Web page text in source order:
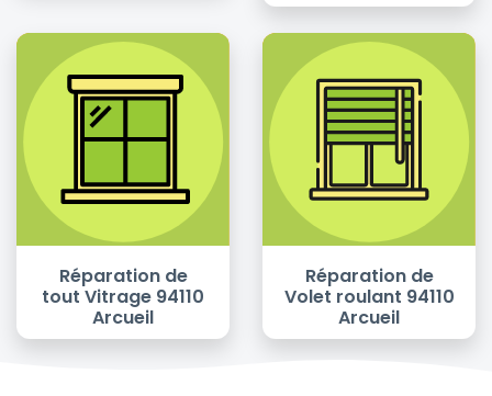
Réparation de
tout Vitrage 94110
Arcueil
Réparation de
Volet roulant 94110
Arcueil